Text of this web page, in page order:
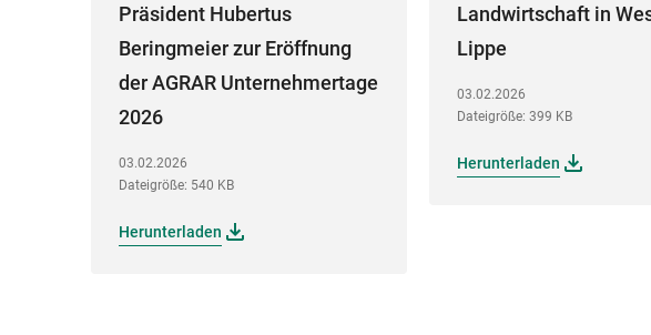
Präsident Hubertus
Beringmeier zur Eröffnung
der AGRAR Unternehmertage
2026
03.02.2026
Dateigröße: 540 KB
Herunterladen
Landwirtschaft in
Lippe
03.02.2026
Dateigröße: 399 KB
Herunterladen